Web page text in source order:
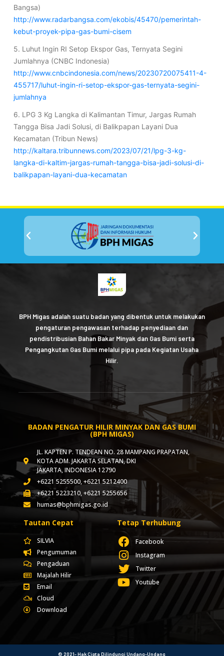
Bangsa)
http://www.radarbangsa.com/ekobis/45470/pemerintah-
kebut-proyek-pipa-gas-bumi-cisem
5. Luhut Ingin RI Setop Ekspor Gas, Ternyata Segini
Jumlahnya (CNBC Indonesia)
http://www.cnbcindonesia.com/news/20230720075411-4-
455717/luhut-ingin-ri-setop-ekspor-gas-ternyata-segini-
jumlahnya
6. LPG 3 Kg Langka di Kalimantan Timur, Jargas Rumah
Tangga Bisa Jadi Solusi, di Balikpapan Layani Dua
Kecamatan (Tribun News)
http://kaltara.tribunnews.com/2023/07/21/lpg-3-kg-
langka-di-kaltim-jargas-rumah-tangga-bisa-jadi-solusi-di-
balikpapan-layani-dua-kecamatan
BPH Migas adalah suatu badan yang dibentuk untuk melakukan
pengaturan pengawasan terhadap penyediaan dan
pendistribusian Bahan Bakar Minyak dan Gas Bumi serta
Pengangkutan Gas Bumi melalui pipa pada Kegiatan Usaha
Hilir.
BADAN PENGATUR HILIR MINYAK DAN GAS BUMI
(BPH MIGAS)
JL. KAPTEN P. TENDEAN NO. 28 MAMPANG PRAPATAN,
KOTA ADM. JAKARTA SELATAN, DKI
JAKARTA, INDONESIA 12790
+6221 5255500, +6221 5212400
+6221 5223210, +6221 5255656
humas@bphmigas.go.id
Tautan Cepat
SILVIA
Pengumuman
Pengaduan
Majalah Hilir
Email
Cloud
Download
Tetap Terhubung
Facebook
Instagram
Twitter
Youtube
© 2021- Hak Cipta Dilindungi Undang-Undang